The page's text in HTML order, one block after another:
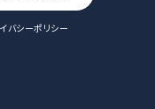
バシーポリシー